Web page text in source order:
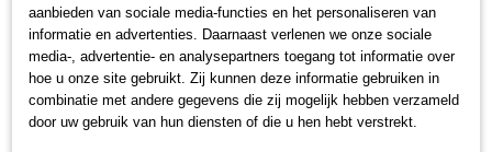
aanbieden van sociale media-functies en het personaliseren van
informatie en advertenties. Daarnaast verlenen we onze sociale
media-, advertentie- en analysepartners toegang tot informatie over
hoe u onze site gebruikt. Zij kunnen deze informatie gebruiken in
combinatie met andere gegevens die zij mogelijk hebben verzameld
door uw gebruik van hun diensten of die u hen hebt verstrekt.